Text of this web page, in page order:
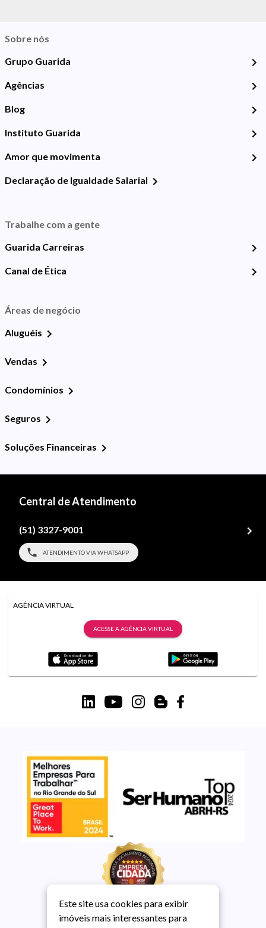
Sobre nós
Grupo Guarida
Agências
Blog
Instituto Guarida
Amor que movimenta
Declaração de Igualdade Salarial
Trabalhe com a gente
Guarida Carreiras
Canal de Ética
Áreas de negócio
Aluguéis
Vendas
Condomínios
Seguros
Soluções Financeiras
Central de Atendimento
(51) 3327-9001
ATENDIMENTO VIA WHATSAPP
AGÊNCIA VIRTUAL
ACESSE A AGÊNCIA VIRTUAL
Este site usa cookies para exibir
imóveis mais interessantes para